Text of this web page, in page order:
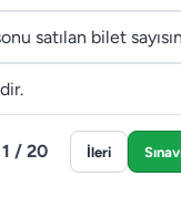
satılan bilet
1 / 20 İleri